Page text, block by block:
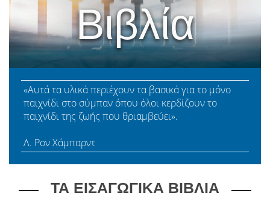
Βιβλία
«Αυτά τα υλικά περιέχουν τα βασικά για το μόνο
παιχνίδι στο σύμπαν όπου όλοι κερδίζουν το
παιχνίδι της ζωής που θριαμβεύει».
Λ. Ρον Χάμπαρντ
ΤΑ ΕΙΣΑΓΩΓΙΚΑ ΒΙΒΛΙΑ